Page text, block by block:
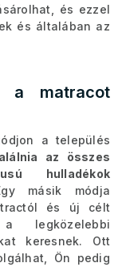
és ezzel
és általában az
a matracot
a település
az összes
hulladékok
másik módja
és új célt
legközelebbi
keresnek. Ott
Ön pedig